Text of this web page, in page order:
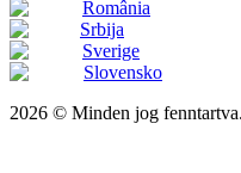
România
Srbija
Sverige
Slovensko
2026 © Minden jog